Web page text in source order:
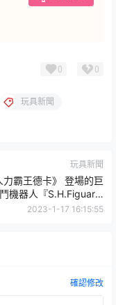
0 0
玩具新聞
玩具新聞
力霸王德卡》 登場的巨
機器人『S.H.Figuarts
魔人泰拉費札』預計 06
2023-1-17 16:15:55
確認修改